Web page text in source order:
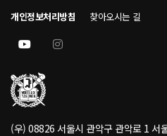
개인정보처리방침 찾아오시는 길
(우) 08826 서울시 관악구 관악로 1 서